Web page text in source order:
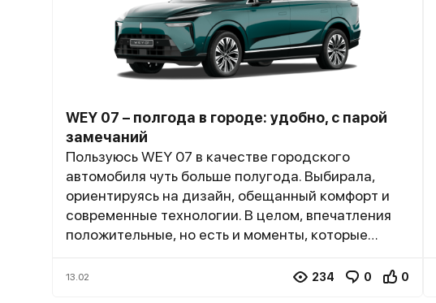
WEY 07 – полгода в городе: удобно, с парой
замечаний
Пользуюсь WEY 07 в качестве городского
автомобиля чуть больше полугода. Выбирала,
ориентируясь на дизайн, обещанный комфорт и
современные технологии. В целом, впечатления
положительные, но есть и моменты, которые
ежедневной эксплуатации - это, безусловно,
13.02 234 0 0